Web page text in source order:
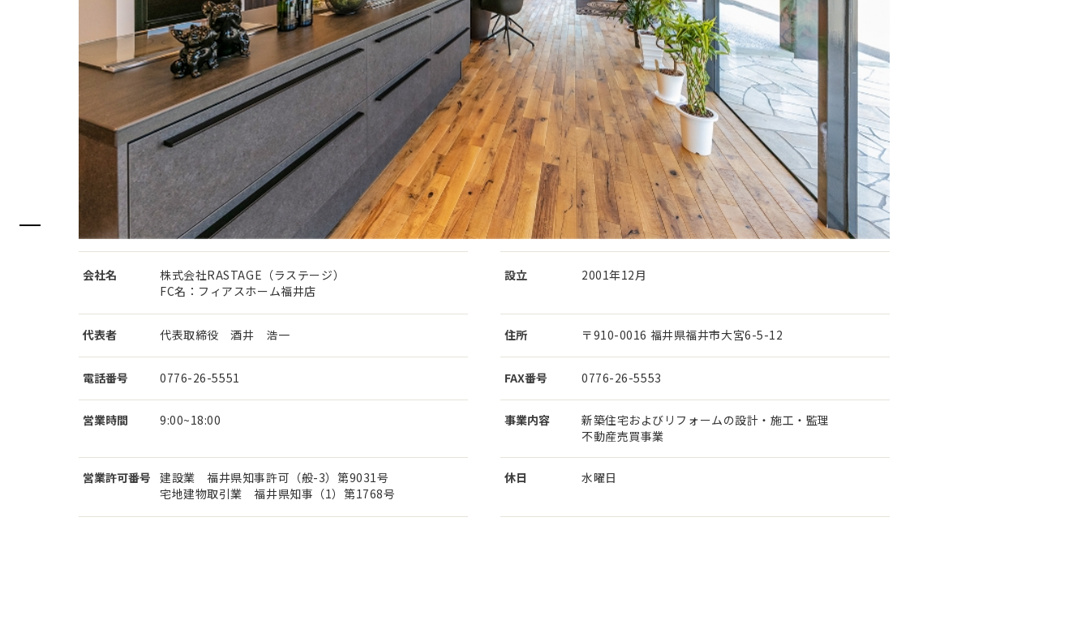
会社名
株式会社RASTAGE（ラステージ）
FC名：フィアスホーム福井店
代表者 代表取締役 酒井 浩一
電話番号 0776-26-5551
営業時間 9:00~18:00
営業許可番号 建設業 福井県知事許可（般-3）第9031号
宅地建物取引業 福井県知事（1）第1768号
設立 2001年12月
住所 〒910-0016 福井県福井市大宮6-5-12
FAX番号 0776-26-5553
事業内容
新築住宅およびリフォームの設計・施工・監理
不動産売買事業
休日 水曜日